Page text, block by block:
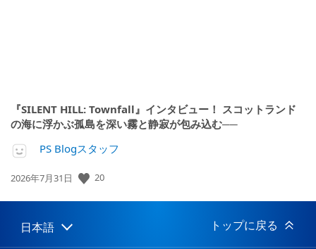
『SILENT HILL: Townfall』インタビュー！ スコットランド
の海に浮かぶ孤島を深い霧と静寂が包み込む──
PS Blogスタッフ
公
日:
2026年7月31日 20
Select
Current
日本語 トップに戻る